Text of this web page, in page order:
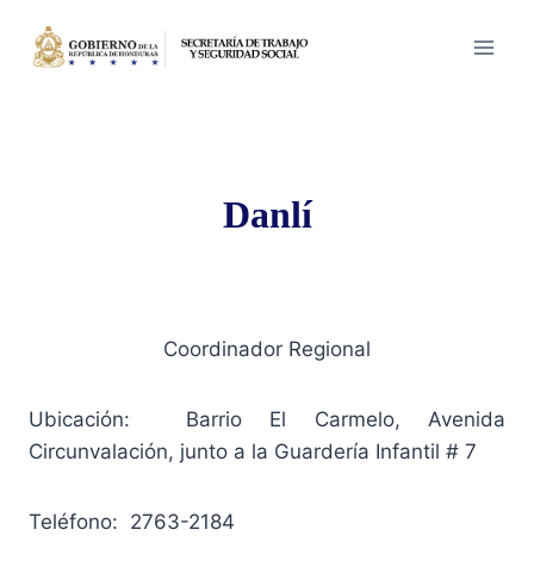
Danlí
Coordinador Regional
Ubicación: Barrio El Carmelo, Avenida
Circunvalación, junto a la Guardería Infantil # 7
Teléfono: 2763-2184